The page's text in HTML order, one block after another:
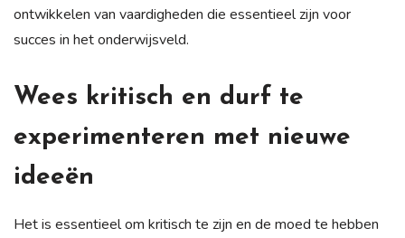
ontwikkelen van vaardigheden die essentieel zijn voor
succes in het onderwijsveld.
Wees kritisch en durf te
experimenteren met nieuwe
ideeën
Het is essentieel om kritisch te zijn en de moed te hebben